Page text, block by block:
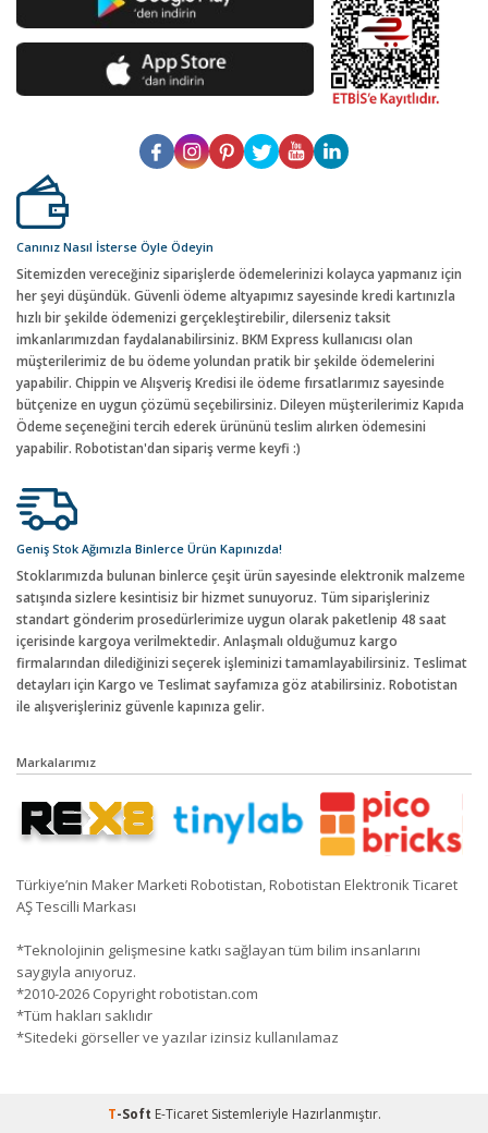
Canınız Nasıl İsterse Öyle Ödeyin
Sitemizden vereceğiniz siparişlerde ödemelerinizi kolayca yapmanız için
her şeyi düşündük. Güvenli ödeme altyapımız sayesinde kredi kartınızla
hızlı bir şekilde ödemenizi gerçekleştirebilir, dilerseniz taksit
imkanlarımızdan faydalanabilirsiniz. BKM Express kullanıcısı olan
müşterilerimiz de bu ödeme yolundan pratik bir şekilde ödemelerini
yapabilir. Chippin ve Alışveriş Kredisi ile ödeme fırsatlarımız sayesinde
bütçenize en uygun çözümü seçebilirsiniz. Dileyen müşterilerimiz Kapıda
Ödeme seçeneğini tercih ederek ürününü teslim alırken ödemesini
yapabilir. Robotistan'dan sipariş verme keyfi :)
Geniş Stok Ağımızla Binlerce Ürün Kapınızda!
Stoklarımızda bulunan binlerce çeşit ürün sayesinde elektronik malzeme
satışında sizlere kesintisiz bir hizmet sunuyoruz. Tüm siparişleriniz
standart gönderim prosedürlerimize uygun olarak paketlenip 48 saat
içerisinde kargoya verilmektedir. Anlaşmalı olduğumuz kargo
firmalarından dilediğinizi seçerek işleminizi tamamlayabilirsiniz. Teslimat
detayları için Kargo ve Teslimat sayfamıza göz atabilirsiniz. Robotistan
ile alışverişleriniz güvenle kapınıza gelir.
Markalarımız
Türkiye’nin Maker Marketi Robotistan, Robotistan Elektronik Ticaret
AŞ Tescilli Markası
*Teknolojinin gelişmesine katkı sağlayan tüm bilim insanlarını
saygıyla anıyoruz.
*2010-2026 Copyright robotistan.com
*Tüm hakları saklıdır
*Sitedeki görseller ve yazılar izinsiz kullanılamaz
T-Soft E-TicaretSistemleriyle Hazırlanmıştır.